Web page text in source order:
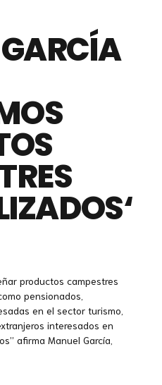
productos campestres
pensionados,
en el sector turismo,
interesados en
afirma Manuel García,